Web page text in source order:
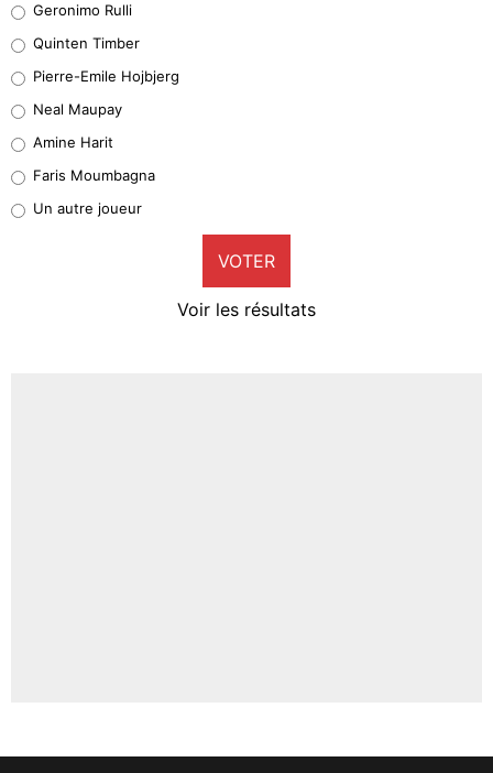
32%
4%
1%
9%
Geronimo Rulli
Quinten Timber
Pierre-Emile Hojbjerg
Neal Maupay
Amine Harit
Faris Moumbagna
Un autre joueur
VOTER
Voir les résultats